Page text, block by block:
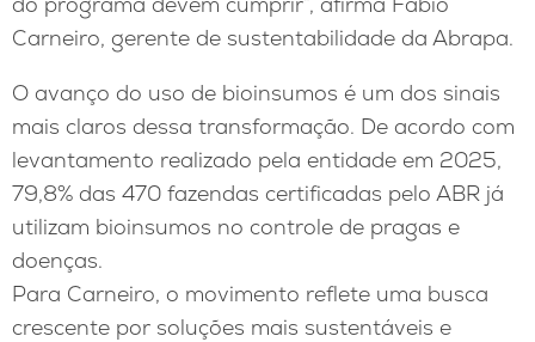
Carneiro, gerente de sustentabilidade da Abrapa.
O avanço do uso de bioinsumos é um dos sinais
mais claros dessa transformação. De acordo com
levantamento realizado pela entidade em 2025,
79,8% das 470 fazendas certificadas pelo ABR já
utilizam bioinsumos no controle de pragas e
doenças.
Para Carneiro, o movimento reflete uma busca
crescente por soluções mais sustentáveis e